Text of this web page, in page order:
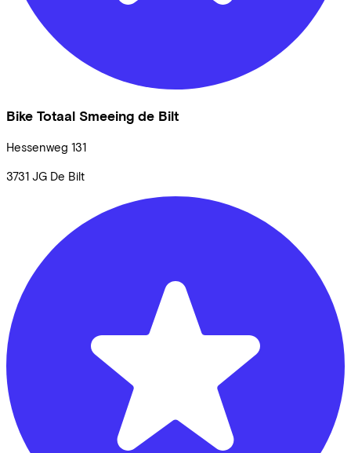
Bike Totaal Smeeing de Bilt
Hessenweg 131
3731 JG De Bilt